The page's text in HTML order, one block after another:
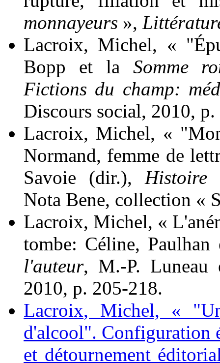
monnayeurs »,
Lacroix, Michel, «
Bopp et la Somme
Fictions du champ:
Discours social, 2010,
Lacroix, Michel, «
Normand, femme de
Savoie (dir.),Histoire
Nota Bene, collection «
Lacroix, Michel, «
tombe: Céline,
l'auteur, M.-P. Luneau
2010, p. 205-218.
Lacroix, Michel, «
d'alcool". Configuration
et détournement